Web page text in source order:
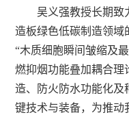
吴义强教授长期致
造板绿色低碳制造领域
“木质细胞瞬间皱缩及
燃抑烟功能叠加耦合理
造、防火防水功能化及
键技术与装备，为推动